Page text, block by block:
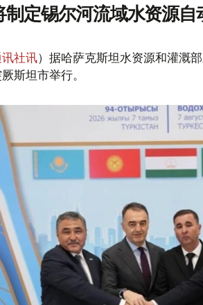
制定锡尔河流域水资源自
社讯）据哈萨克斯坦水资源和灌溉
斯坦市举行。